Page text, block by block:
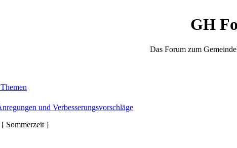
GH
Das Forum zum
und Verbesserungsvorschläge
Sommerzeit ]